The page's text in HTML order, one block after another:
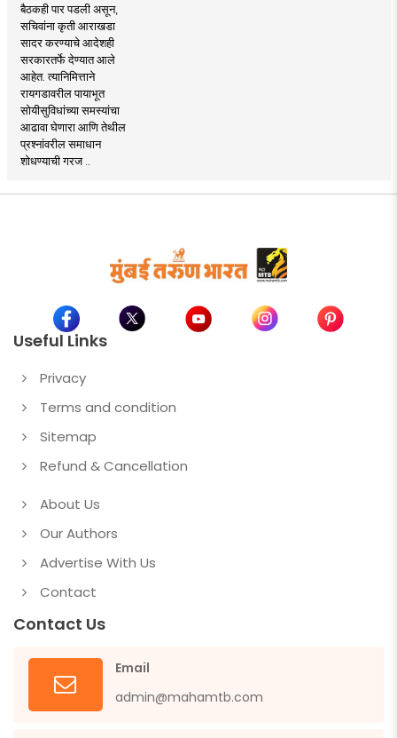
बैठकही पार पडली असून,
सचिवांना कृती आराखडा
सादर करण्याचे आदेशही
सरकारतर्फे देण्यात आले
आहेत. त्यानिमित्ताने
रायगडावरील पायाभूत
सोयीसुविधांच्या समस्यांचा
आढावा घेणारा आणि तेथील
प्रश्नांवरील समाधान
शोधण्याची गरज ..
Useful Links
Privacy
Terms and condition
Sitemap
Refund & Cancellation
About Us
Our Authors
Advertise With Us
Contact
Contact Us
Email
admin@mahamtb.com